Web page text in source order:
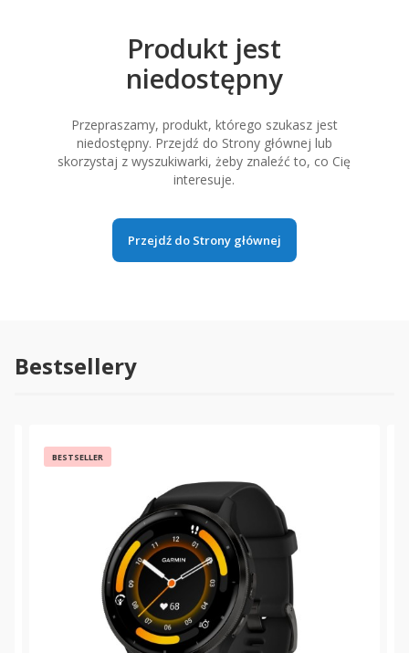
Produkt jest
niedostępny
Przepraszamy, produkt, którego szukasz jest
niedostępny. Przejdź do Strony głównej lub
skorzystaj z wyszukiwarki, żeby znaleźć to, co Cię
interesuje.
Przejdź do Strony głównej
Bestsellery
BESTSELLER